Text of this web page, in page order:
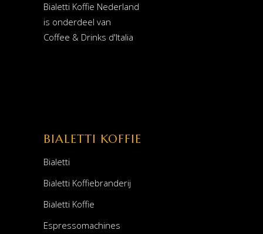
Bialetti Koffie Nederland
is onderdeel van
Coffee & Drinks d'Italia
BIALETTI KOFFIE
Bialetti
Bialetti Koffiebranderij
Bialetti Koffie
Espressomachines